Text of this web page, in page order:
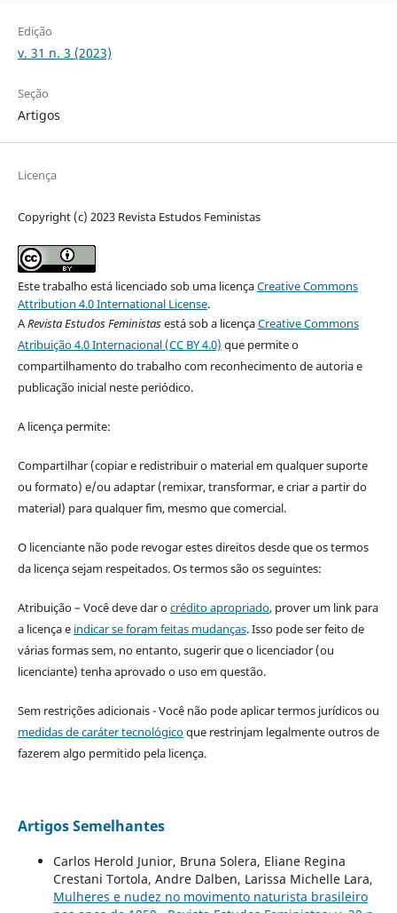
Edição
v. 31 n. 3 (2023)
Seção
Artigos
Licença
Copyright (c) 2023 Revista Estudos Feministas
Este trabalho está licenciado sob uma licençaCreative Commons
Attribution 4.0 International License.
ARevista Estudos Feministasestá sob a licençaCreative Commons
Atribuição 4.0 Internacional (CC BY 4.0) que permite o
compartilhamento do trabalho com reconhecimento de autoria e
publicação inicial neste periódico.
A licença permite:
Compartilhar (copiar e redistribuir o material em qualquer suporte
ou formato) e/ou adaptar (remixar, transformar, e criar a partir do
material) para qualquer fim, mesmo que comercial.
O licenciante não pode revogar estes direitos desde que os termos
da licença sejam respeitados. Os termos são os seguintes:
Atribuição – Você deve dar ocrédito apropriado, prover um link para
a licença e indicar se foram feitas mudanças. Isso pode ser feito de
várias formas sem, no entanto, sugerir que o licenciador (ou
licenciante) tenha aprovado o uso em questão.
Sem restrições adicionais - Você não pode aplicar termos jurídicos ou
medidas de caráter tecnológicoque restrinjam legalmente outros de
fazerem algo permitido pela licença.
Artigos Semelhantes
Carlos Herold Junior, Bruna Solera, Eliane Regina
Crestani Tortola, Andre Dalben, Larissa Michelle Lara,
Mulheres e nudez no movimento naturista brasileiro